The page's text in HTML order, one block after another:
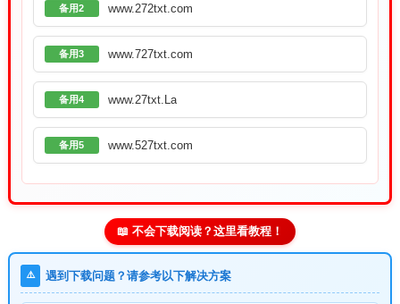
备用2 www.272txt.com
备用3 www.727txt.com
备用4 www.27txt.La
备用5 www.527txt.com
📖 不会下载阅读？这里看教程！
⚠️ 遇到下载问题？请参考以下解决方案